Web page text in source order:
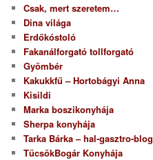
Csak, mert szeretem…
Dina világa
Erdőkóstoló
Fakanálforgató tollforgató
Gyömbér
Kakukkfű – Hortobágyi Anna
Kisildi
Marka boszikonyhája
Sherpa konyhája
Tarka Bárka – hal-gasztro-blog
TücsökBogár Konyhája